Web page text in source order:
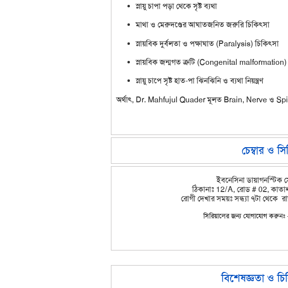
স্নায়ু চাপা পড়া থেকে সৃষ্ট ব্যথা
মাথা ও মেরুদণ্ডের আঘাতজনিত জরুরি চিকিৎসা
স্নায়বিক দুর্বলতা ও পক্ষাঘাত (Paralysis) চিকিৎসা
স্নায়বিক জন্মগত ত্রুটি (Congenital
স্নায়ু চাপে সৃষ্ট হাত-পা ঝিনঝিনি ও ব্যথা নিয়ন্ত্রণ
অর্থাৎ, Dr. Mahfujul Quaderমূলত Brain, Nerve ও
চেম্বার ও
ইবনেসিনা ডায়াগনস্টিক
ঠিকানাঃ 12/A, রোড # 02,
রোগী দেখার সময়ঃ সন্ধ্যা ৭টা থেকে
সিরিয়ালের জন্য যোগাযোগ
বিশেষজ্ঞতা ও